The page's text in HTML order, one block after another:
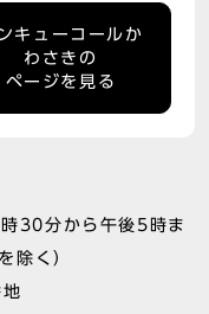
キューコールか
わさきの
ページを見る
30分から午後5時ま
除く）